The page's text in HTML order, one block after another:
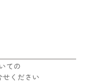
ての
せください